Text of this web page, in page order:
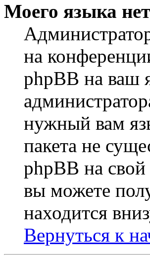
Моего языка
на
phpBB на ваш
нужный вам
пакета не
phpBB на
вы можете
находится
Вернуться к